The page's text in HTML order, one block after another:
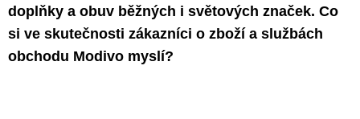
doplňky a obuv běžných i světových značek. Co
si ve skutečnosti zákazníci o zboží a službách
obchodu Modivo myslí?